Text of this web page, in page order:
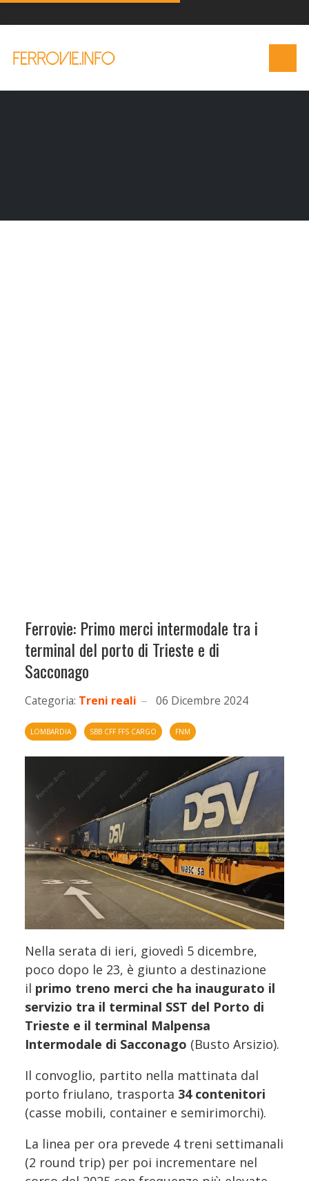
Ferrovie: Primo merci intermodale tra i
terminal del porto di Trieste e di
Sacconago
Categoria: Treni reali 06 Dicembre 2024
LOMBARDIA SBB CFF FFS CARGO FNM
Nella serata di ieri, giovedì 5 dicembre,
poco dopo le 23, è giunto a destinazione
il primo treno merci che ha inaugurato il
servizio tra il terminal SST del Porto di
Trieste e il terminal Malpensa
Intermodale di Sacconago (Busto Arsizio).
Il convoglio, partito nella mattinata dal
porto friulano, trasporta 34 contenitori
(casse mobili, container e semirimorchi).
La linea per ora prevede 4 treni settimanali
(2 round trip) per poi incrementare nel